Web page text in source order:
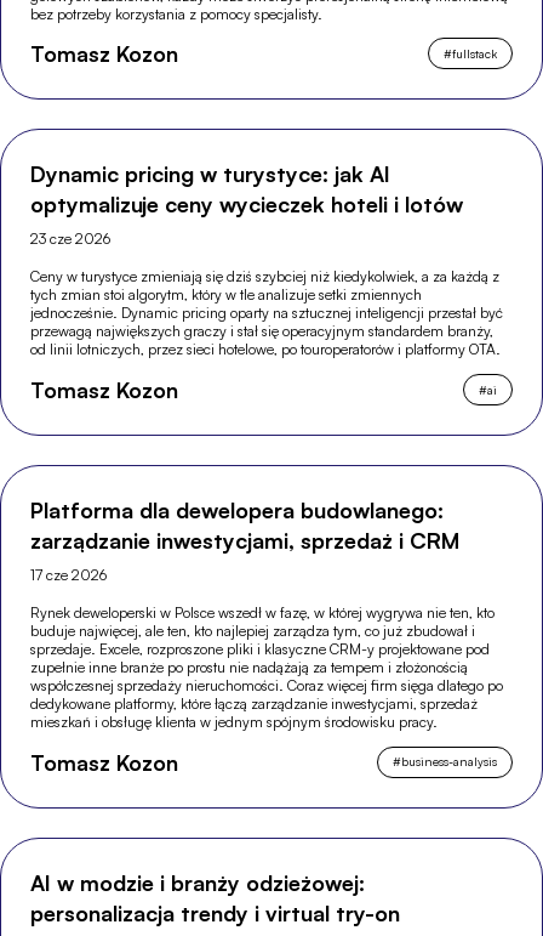
bez potrzeby korzystania z pomocy specjalisty.
Tomasz Kozon #fullstack
Dynamic pricing w turystyce: jak AI
optymalizuje ceny wycieczek hoteli i lotów
23 cze 2026
Ceny w turystyce zmieniają się dziś szybciej niż kiedykolwiek, a za każdą z
tych zmian stoi algorytm, który w tle analizuje setki zmiennych
jednocześnie. Dynamic pricing oparty na sztucznej inteligencji przestał być
przewagą największych graczy i stał się operacyjnym standardem branży,
od linii lotniczych, przez sieci hotelowe, po touroperatorów i platformy OTA.
Tomasz Kozon #ai
Platforma dla dewelopera budowlanego:
zarządzanie inwestycjami, sprzedaż i CRM
17 cze 2026
Rynek deweloperski w Polsce wszedł w fazę, w której wygrywa nie ten, kto
buduje najwięcej, ale ten, kto najlepiej zarządza tym, co już zbudował i
sprzedaje. Excele, rozproszone pliki i klasyczne CRM-y projektowane pod
zupełnie inne branże po prostu nie nadążają za tempem i złożonością
współczesnej sprzedaży nieruchomości. Coraz więcej firm sięga dlatego po
dedykowane platformy, które łączą zarządzanie inwestycjami, sprzedaż
mieszkań i obsługę klienta w jednym spójnym środowisku pracy.
Tomasz Kozon #business-analysis
AI w modzie i branży odzieżowej:
personalizacja trendy i virtual try-on